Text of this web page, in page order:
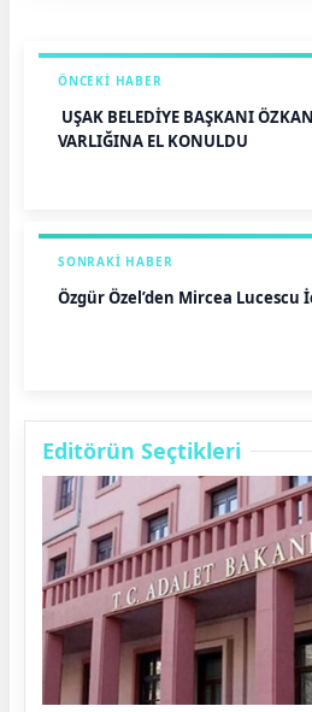
ÖNCEKI HABER
UŞAK BELEDİYE BAŞKANI
VARLIĞINA EL KONULDU
SONRAKI HABER
Özgür Özel’den Mircea Lucescu
Editörün Seçtikleri